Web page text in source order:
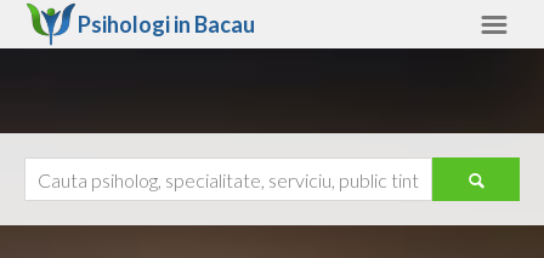
Psihologi in Bacau
Ajutor